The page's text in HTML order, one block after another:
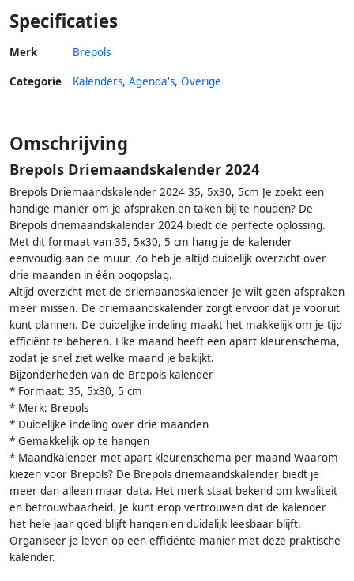
Specificaties
Merk Brepols
Categorie Kalenders, Agenda's, Overige
Omschrijving
Brepols Driemaandskalender 2024
Brepols Driemaandskalender 2024 35, 5x30, 5cm Je zoekt een
handige manier om je afspraken en taken bij te houden? De
Brepols driemaandskalender 2024 biedt de perfecte oplossing.
Met dit formaat van 35, 5x30, 5 cm hang je de kalender
eenvoudig aan de muur. Zo heb je altijd duidelijk overzicht over
drie maanden in één oogopslag.
Altijd overzicht met de driemaandskalender Je wilt geen afspraken
meer missen. De driemaandskalender zorgt ervoor dat je vooruit
kunt plannen. De duidelijke indeling maakt het makkelijk om je tijd
efficiënt te beheren. Elke maand heeft een apart kleurenschema,
zodat je snel ziet welke maand je bekijkt.
Bijzonderheden van de Brepols kalender
* Formaat: 35, 5x30, 5 cm
* Merk: Brepols
* Duidelijke indeling over drie maanden
* Gemakkelijk op te hangen
* Maandkalender met apart kleurenschema per maand Waarom
kiezen voor Brepols? De Brepols driemaandskalender biedt je
meer dan alleen maar data. Het merk staat bekend om kwaliteit
en betrouwbaarheid. Je kunt erop vertrouwen dat de kalender
het hele jaar goed blijft hangen en duidelijk leesbaar blijft.
Organiseer je leven op een efficiënte manier met deze praktische
kalender.